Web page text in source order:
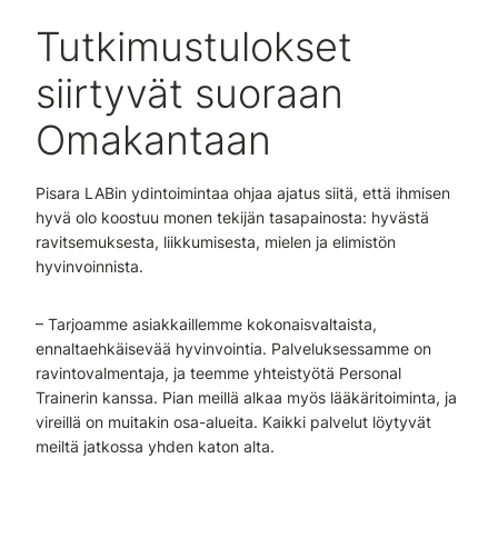
Tutkimustulokset
siirtyvät suoraan
Omakantaan
Pisara LABin ydintoimintaa ohjaa ajatus siitä, että ihmisen
hyvä olo koostuu monen tekijän tasapainosta: hyvästä
ravitsemuksesta, liikkumisesta, mielen ja elimistön
hyvinvoinnista.
– Tarjoamme asiakkaillemme kokonaisvaltaista,
ennaltaehkäisevää hyvinvointia. Palveluksessamme on
ravintovalmentaja, ja teemme yhteistyötä Personal
Trainerin kanssa. Pian meillä alkaa myös lääkäritoiminta, ja
vireillä on muitakin osa-alueita. Kaikki palvelut löytyvät
meiltä jatkossa yhden katon alta.